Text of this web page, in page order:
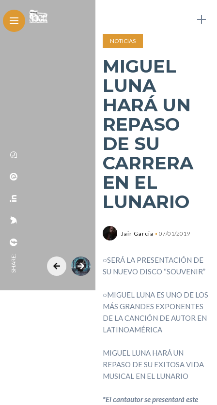
SHARE:
NOTICIAS
MIGUEL
LUNA
HARÁ UN
REPASO
DE SU
CARRERA
EN EL
LUNARIO
Jair Garcia 07/01/2019
○SERÁ LA PRESENTACIÓN DE
SU NUEVO DISCO “SOUVENIR”
○MIGUEL LUNA ES UNO DE LOS
MÁS GRANDES EXPONENTES
DE LA CANCIÓN DE AUTOR EN
LATINOAMÉRICA
MIGUEL LUNA HARÁ UN
REPASO DE SU EXITOSA VIDA
MUSICAL EN EL LUNARIO
*El cantautor se presentará este